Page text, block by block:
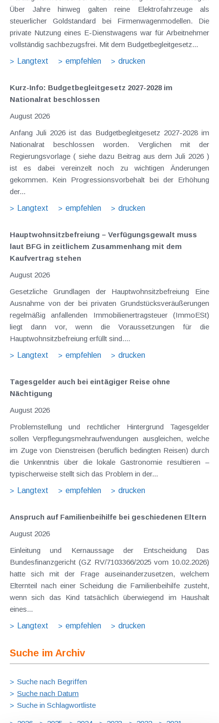
Über Jahre hinweg galten reine Elektrofahrzeuge als
steuerlicher Goldstandard bei Firmenwagenmodellen. Die
private Nutzung eines E-Dienstwagens war für Arbeitnehmer
vollständig sachbezugsfrei. Mit dem Budgetbegleitgesetz...
Langtext
empfehlen drucken
Kurz-Info: Budgetbegleitgesetz 2027-2028 im
Nationalrat beschlossen
August 2026
Anfang Juli 2026 ist das Budgetbegleitgesetz 2027-2028 im
Nationalrat beschlossen worden. Verglichen mit der
Regierungsvorlage ( siehe dazu Beitrag aus dem Juli 2026 )
ist es dabei vereinzelt noch zu wichtigen Änderungen
gekommen. Kein Progressionsvorbehalt bei der Erhöhung
der...
Langtext
empfehlen drucken
Hauptwohnsitz​­befreiung – Verfügungsgewalt muss
laut BFG in zeitlichem Zusammenhang mit dem
Kaufvertrag stehen
August 2026
Gesetzliche Grundlagen der Hauptwohnsitzbefreiung Eine
Ausnahme von der bei privaten Grundstücksveräußerungen
regelmäßig anfallenden Immobilienertragsteuer (ImmoESt)
liegt dann vor, wenn die Voraussetzungen für die
Hauptwohnsitzbefreiung erfüllt sind....
Langtext
empfehlen drucken
Tagesgelder auch bei eintägiger Reise ohne
Nächtigung
August 2026
Problemstellung und rechtlicher Hintergrund Tagesgelder
sollen Verpflegungsmehraufwendungen ausgleichen, welche
im Zuge von Dienstreisen (beruflich bedingten Reisen) durch
die Unkenntnis über die lokale Gastronomie resultieren –
typischerweise stellt sich das Problem in der...
Langtext
empfehlen drucken
Anspruch auf Familienbeihilfe bei geschiedenen Eltern
August 2026
Einleitung und Kernaussage der Entscheidung Das
Bundesfinanzgericht (GZ RV/7103366/2025 vom 10.02.2026)
hatte sich mit der Frage auseinanderzusetzen, welchem
Elternteil nach einer Scheidung die Familienbeihilfe zusteht,
wenn sich das Kind tatsächlich überwiegend im Haushalt
eines...
Langtext
empfehlen drucken
Suche im Archiv
Suche nach Begriffen
Suche nach Datum
Suche in Schlagwortliste